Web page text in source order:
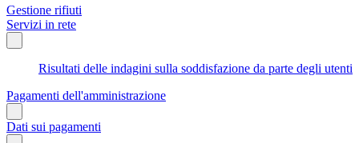
Gestione rifiuti
Servizi in rete
Risultati delle indagini sulla soddisfazione da parte degli utenti
Pagamenti dell'amministrazione
Dati sui pagamenti